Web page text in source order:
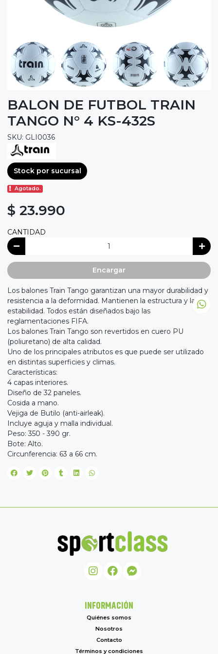
BALON DE FUTBOL TRAIN
TANGO N° 4 KS-432S
SKU: GLI0036
Stock por sucursal
Agotado.
$ 23.990
CANTIDAD
Encargar
Los balones Train Tango garantizan una mayor durabilidad y
resistencia a la deformidad. Mantienen la estructura y la
estabilidad. Todos están diseñados bajo las
reglamentaciones FIFA.
Los balones Train Tango son revertidos en cuero PU
(poliuretano) de alta calidad.
Uno de los principales atributos es que puede ser utilizado
en distintas superficies y climas.
Características:
4 capas interiores.
Diseño de 32 paneles.
Cosida a mano.
Vejiga de Butilo (anti-airleak).
Incluye aguja y malla individual.
Peso: 350 - 390 gr.
Bote: Alto.
Circunferencia: 63 a 66 cm.
INFORMACIÓN
Quiénes somos
Nosotros
Contacto
Términos y condiciones